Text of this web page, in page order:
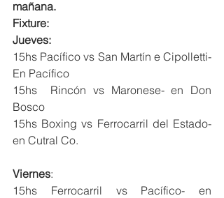
mañana.
Fixture:
Jueves:
15hs Pacífico vs San Martín e Cipolletti-
En Pacífico
15hs  Rincón vs Maronese- en Don
Bosco
15hs Boxing vs Ferrocarril del Estado-
en Cutral Co.
Viernes:
15hs Ferrocarril vs Pacífico- en